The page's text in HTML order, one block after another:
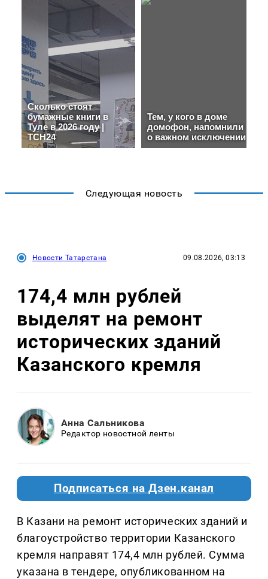
Следующая новость
Новости Татарстана 09.08.2026, 03:13
174,4 млн рублей
выделят на ремонт
исторических зданий
Казанского кремля
Анна Сальникова
Редактор новостной ленты
Подписаться на Дзен.канал
В Казани на ремонт исторических зданий и
благоустройство территории Казанского
кремля направят 174,4 млн рублей. Сумма
указана в тендере, опубликованном на